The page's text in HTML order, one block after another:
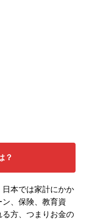
？
本では家計にかか
、保険、教育資
方、つまりお金の